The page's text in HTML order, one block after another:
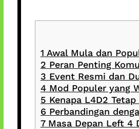
1 Awal Mula dan
2 Peran Penting
3 Event Resmi dan
4Mod Populer yang
5 Kenapa L4D2
6 Perbandingan
7Masa Depan Left 4